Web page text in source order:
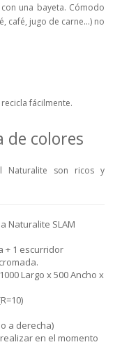
una bayeta. Cómodo
café, jugo de carne...) no
fácilmente.
de colores
Naturalite son ricos y
Naturalite SLAM
+ 1 escurridor
1000 Largo x 500 Ancho x
a derecha)
en el momento